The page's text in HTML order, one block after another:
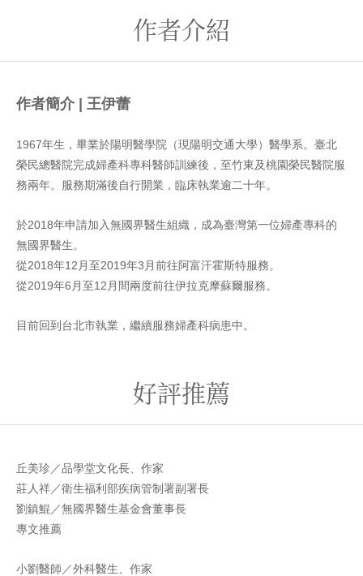
作者介紹
作者簡介| 王伊蕾
1967年生，畢業於陽明醫學院（現陽明交通大學）醫學系。臺北
榮民總醫院完成婦產科專科醫師訓練後，至竹東及桃園榮民醫院服
務兩年。服務期滿後自行開業，臨床執業逾二十年。
於2018年申請加入無國界醫生組織，成為臺灣第一位婦產專科的
無國界醫生。
從2018年12月至2019年3月前往阿富汗霍斯特服務。
從2019年6月至12月間兩度前往伊拉克摩蘇爾服務。
目前回到台北市執業，繼續服務婦產科病患中。
好評推薦
丘美珍／品學堂文化長、作家
莊人祥／衛生福利部疾病管制署副署長
劉鎮鯤／無國界醫生基金會董事長
專文推薦
小劉醫師／外科醫生、作家